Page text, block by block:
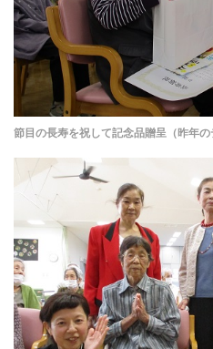
節目の長寿を祝して記念品贈呈（昨年の